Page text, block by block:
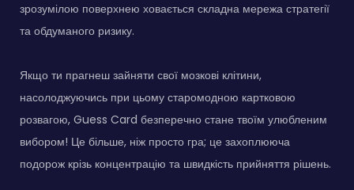
зрозумілою поверхнею ховається складна мережа стратегії
та обдуманого ризику.
Якщо ти прагнеш зайняти свої мозкові клітини,
насолоджуючись при цьому старомодною картковою
розвагою, Guess Card безперечно стане твоїм улюбленим
вибором! Це більше, ніж просто гра; це захоплююча
подорож крізь концентрацію та швидкість прийняття рішень.